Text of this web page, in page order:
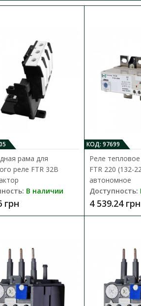
Для монтажа
переходная
172.26 грн
Реле
автономное
Доступность:
4 539.24 грн
рама для
реле FTR 32B
В наличии
грн
КОД: 97699
Реле
FTR 220 (132-
автономное
Доступность:
4 539.24 грн